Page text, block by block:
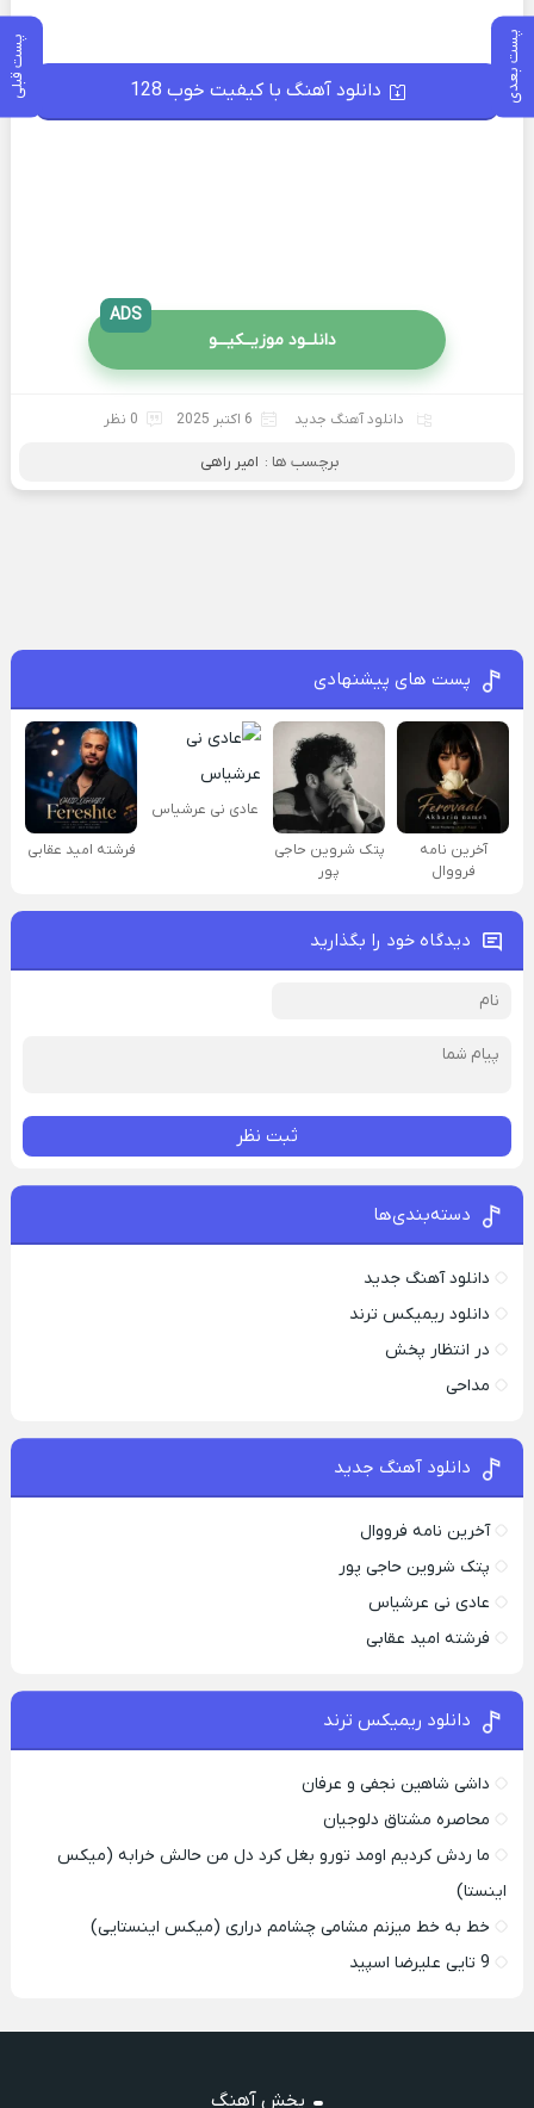
پست بعدی پست قبلی دانلود آهنگ با کیفیت خوب 128
دانلــود موزیــکیـــو
ADS
دانلود آهنگ جدید 6 اکتبر 2025 0 نظر
برچسب ها : امیر راهی
پست های پیشنهادی
آخرین نامه
فرووال
پتک شروین حاجی
پور
عادی نی عرشیاس
فرشته امید عقابی
دیدگاه خود را بگذارید
ثبت نظر
دسته‌بندی‌ها
دانلود آهنگ جدید
دانلود ریمیکس ترند
در انتظار پخش
مداحی
دانلود آهنگ جدید
آخرین نامه فرووال
پتک شروین حاجی پور
عادی نی عرشیاس
فرشته امید عقابی
دانلود ریمیکس ترند
داشی شاهین نجفی و عرفان
محاصره مشتاق دلوجیان
ما ردش کردیم اومد تورو بغل کرد دل من حالش خرابه (میکس
اینستا)
خط به خط میزنم مشامی چشامم دراری (میکس اینستایی)
9 تایی علیرضا اسپید
پخش آهنگ